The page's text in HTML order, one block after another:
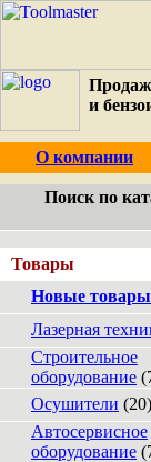
и
О компании
Поиск по
Товары
Новые товары
Лазерная
Строительное
оборудование
Осушители (20)
Автосервисное
оборудование